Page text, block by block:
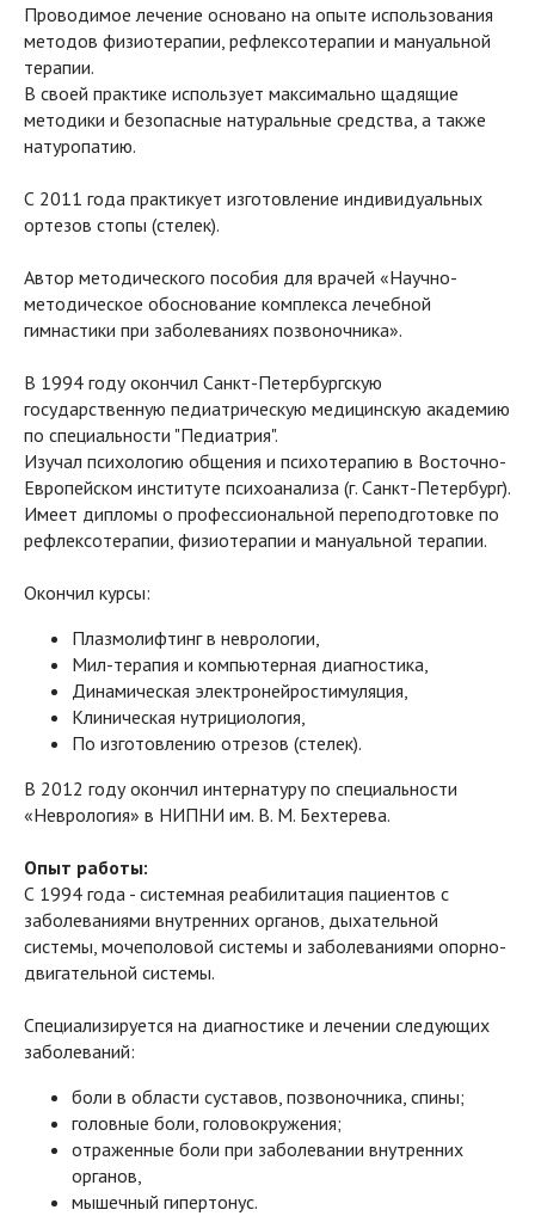
Проводимое лечение основано на опыте использования
методов физиотерапии, рефлексотерапии и мануальной
терапии.
В своей практике использует максимально щадящие
методики и безопасные натуральные средства, а также
натуропатию.
С 2011 года практикует изготовление индивидуальных
ортезов стопы (стелек).
Автор методического пособия для врачей «Научно-
методическое обоснование комплекса лечебной
гимнастики при заболеваниях позвоночника».
В 1994 году окончил Санкт-Петербургскую
государственную педиатрическую медицинскую академию
по специальности "Педиатрия".
Изучал психологию общения и психотерапию в Восточно-
Европейском институте психоанализа (г. Санкт-Петербург).
Имеет дипломы о профессиональной переподготовке по
рефлексотерапии, физиотерапии и мануальной терапии.
Окончил курсы:
Плазмолифтинг в неврологии,
Мил-терапия и компьютерная диагностика,
Динамическая электронейростимуляция,
Клиническая нутрициология,
По изготовлению отрезов (стелек).
В 2012 году окончил интернатуру по специальности
«Неврология» в НИПНИ им. В. М. Бехтерева.
Опыт работы:
С 1994 года - системная реабилитация пациентов с
заболеваниями внутренних органов, дыхательной
системы, мочеполовой системы и заболеваниями опорно-
двигательной системы.
Специализируется на диагностике и лечении следующих
заболеваний:
боли в области суставов, позвоночника, спины;
головные боли, головокружения;
отраженные боли при заболевании внутренних
органов,
мышечный гипертонус.